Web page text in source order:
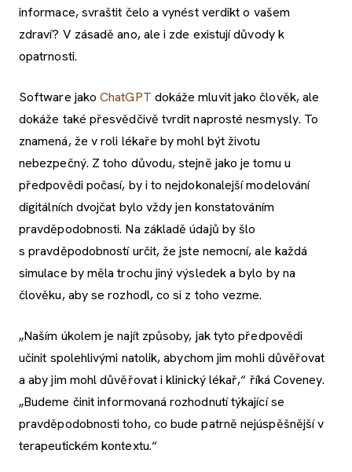
informace, svraštit čelo a vynést verdikt o vašem
zdraví? V zásadě ano, ale i zde existují důvody k
opatrnosti.
Software jakoChatGPT dokáže mluvit jako člověk, ale
dokáže také přesvědčivě tvrdit naprosté nesmysly. To
znamená, že v roli lékaře by mohl být životu
nebezpečný. Z toho důvodu, stejně jako je tomu u
předpovědi počasí, by i to nejdokonalejší modelování
digitálních dvojčat bylo vždy jen konstatováním
pravděpodobnosti. Na základě údajů by šlo
s pravděpodobností určit, že jste nemocní, ale každá
simulace by měla trochu jiný výsledek a bylo by na
člověku, aby se rozhodl, co si z toho vezme.
„Naším úkolem je najít způsoby, jak tyto předpovědi
učinit spolehlivými natolik, abychom jim mohli důvěřovat
a aby jim mohl důvěřovat i klinický lékař,“ říká Coveney.
„Budeme činit informovaná rozhodnutí týkající se
pravděpodobnosti toho, co bude patrně nejúspěšnější v
terapeutickém kontextu.“